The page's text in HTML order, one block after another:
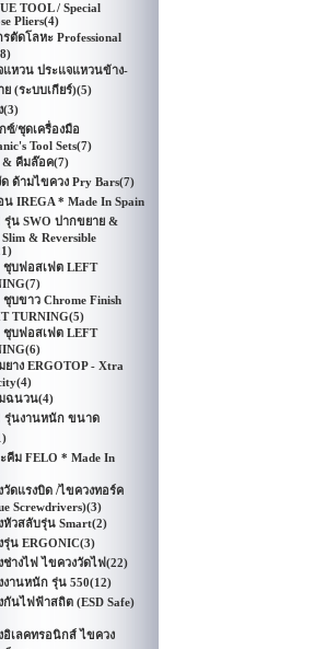
TOOL / Special
Pliers(4)
รตัดโลหะ Professional
แหวน ประแจแหวนข้าง-
ย (ระบบเกียร์)(5)
(3)
ซ์/ชุดเครื่องมือ
Tool Sets(7)
& คีมล๊อค(7)
ด ด้ามไขควง Pry Bars(7)
น IREGA * Made In Spain
รุ่น SWO ปากขยาย &
& Reversible
ชุบฟอสเฟต LEFT
(7)
ชุบขาว Chrome Finish
TURNING(5)
ชุบฟอสเฟต LEFT
(6)
ยาง ERGOTOP - Xtra
(4)
ฉนวน(4)
รุ่นงานหนัก ขนาด
คีม FELO * Made In
วัดแรงบิด /ไขควงทอร์ค
Screwdrivers)(3)
หัวสลับรุ่น Smart(2)
รุ่น ERGONIC(3)
ช่างไฟ ไขควงวัดไฟ(22)
งานหนัก รุ่น 550(12)
กันไฟฟ้าสถิต (ESD Safe)
อิเลคทรอนิกส์ ไขควง